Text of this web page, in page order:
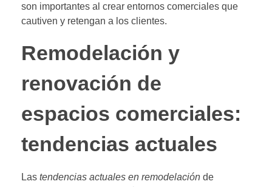
son importantes al crear entornos comerciales que
cautiven y retengan a los clientes.
Remodelación y
renovación de
espacios comerciales:
tendencias actuales
Las tendencias actuales en remodelación de